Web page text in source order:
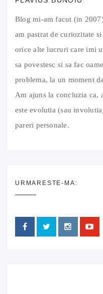
Blog mi-am facut (in
am pastrat de curiozitate
orice alte lucruri care imi
sa povestesc si sa fac
problema, la un moment
Am ajuns la concluzia ca,
este evolutia (sau
pareri personale.
URMARESTE-MA: